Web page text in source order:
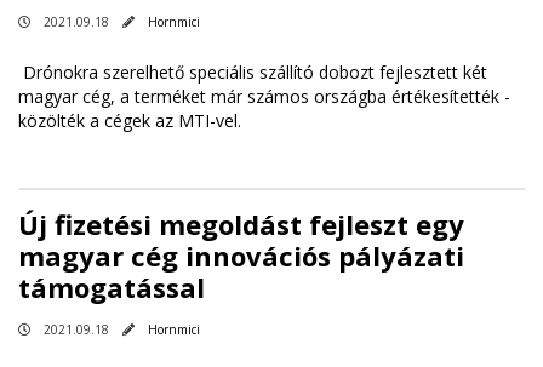
2021.09.18 Hornmici
Drónokra szerelhető speciális szállító dobozt fejlesztett két
magyar cég, a terméket már számos országba értékesítették -
közölték a cégek az MTI-vel.
Új fizetési megoldást fejleszt egy
magyar cég innovációs pályázati
támogatással
2021.09.18 Hornmici